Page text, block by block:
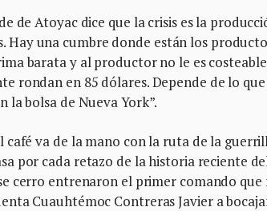
de Atoyac dice que la crisis es la
Hay una cumbre donde están los
barata y al productor no le es
rondan en 85 dólares. Depende de lo
la bolsa de Nueva York”.
café va de la mano con la ruta de la
por cada retazo de la historia reciente
cerro entrenaron el primer comando que
Cuauhtémoc Contreras Javier a